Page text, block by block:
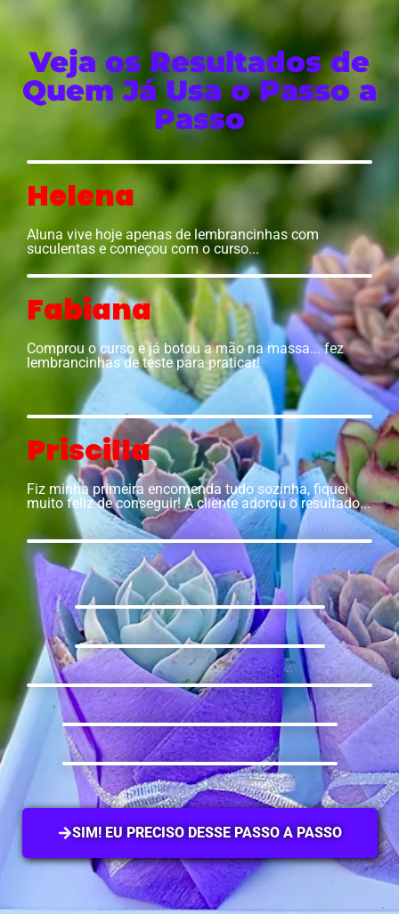
Veja os Resultados de
Quem Já Usa o Passo a
Passo
Helena
Aluna vive hoje apenas de lembrancinhas com
suculentas e começou com o curso...
Fabiana
Comprou o curso e já botou a mão na massa... fez
lembrancinhas de teste para praticar!
Priscilla
Fiz minha primeira encomenda tudo sozinha, fiquei
muito feliz de conseguir! A cliente adorou o resultado...
SIM! EU PRECISO DESSE PASSO A PASSO